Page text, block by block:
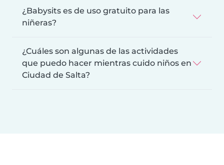
¿Babysits es de uso gratuito para las
niñeras?
¿Cuáles son algunas de las actividades
que puedo hacer mientras cuido niños en
Ciudad de Salta?